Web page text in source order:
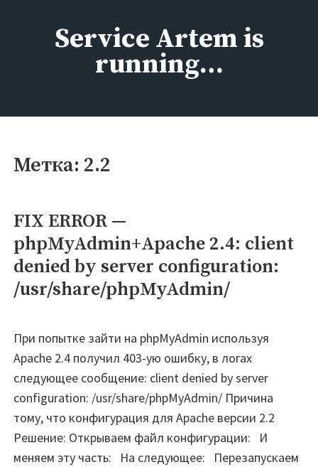
содержимомуService Artem is
running…
Метка: 2.2
FIX ERROR —
phpMyAdmin+Apache 2.4: client
denied by server configuration:
/usr/share/phpMyAdmin/
При попытке зайти на phpMyAdmin используя
Apache 2.4 получил 403-ую ошибку, в логах
следующее сообщение: client denied by server
configuration: /usr/share/phpMyAdmin/ Причина
тому, что конфигурация для Apache версии 2.2
Решение: Открываем файл конфигурации: И
меняем эту часть: На следующее: Перезапускаем